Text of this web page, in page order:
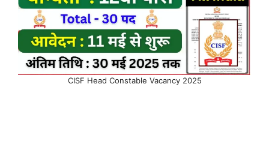
CISF Head Constable Vacancy 2025